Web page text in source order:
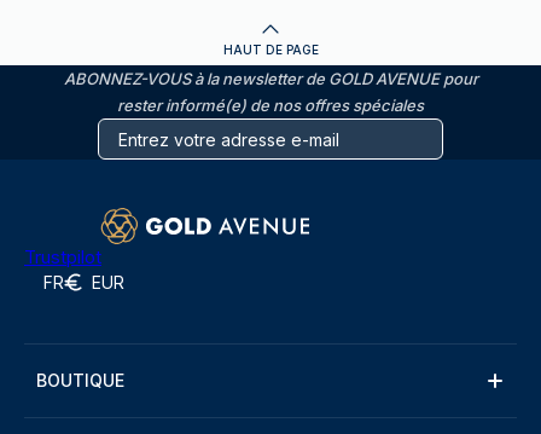
HAUT DE PAGE
ABONNEZ-VOUS à la newsletter de GOLD AVENUE pour
rester informé(e) de nos offres spéciales
Trustpilot
FR EUR
BOUTIQUE